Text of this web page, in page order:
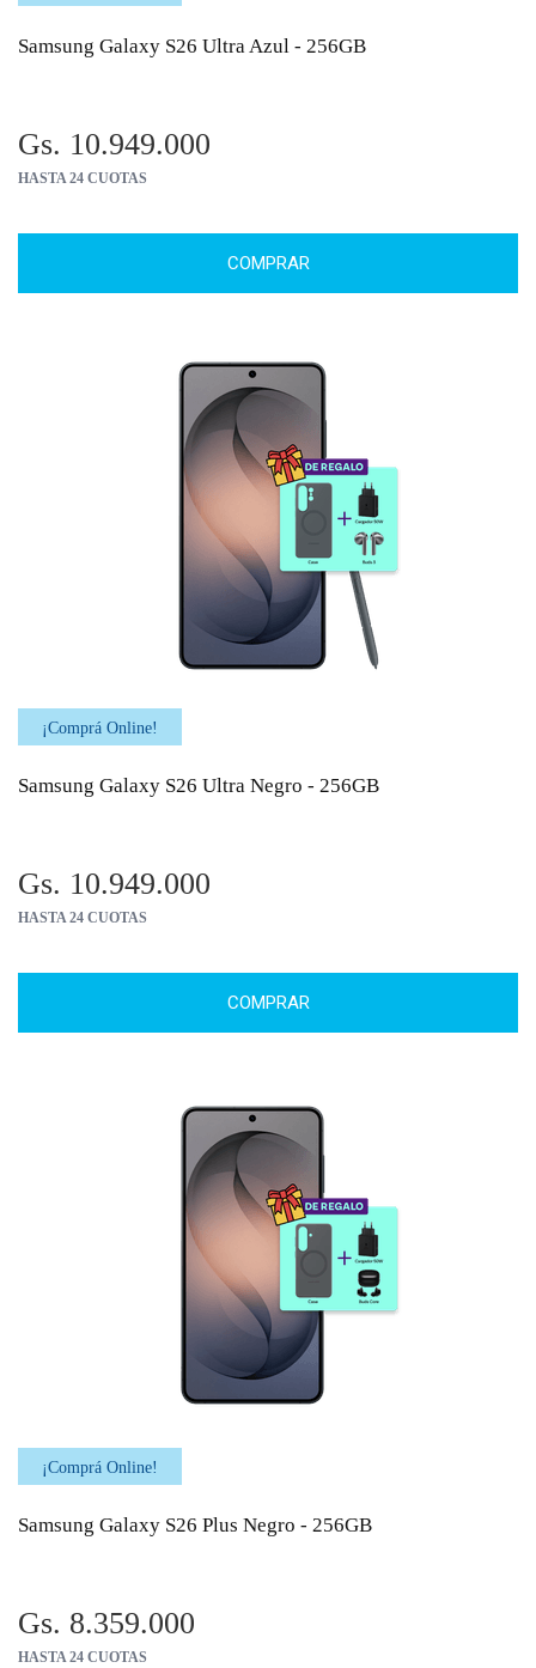
Samsung Galaxy S26 Ultra Azul - 256GB
Gs. 10.949.000
HASTA 24 CUOTAS
COMPRAR
¡Comprá Online!
Samsung Galaxy S26 Ultra Negro - 256GB
Gs. 10.949.000
HASTA 24 CUOTAS
COMPRAR
¡Comprá Online!
Samsung Galaxy S26 Plus Negro - 256GB
Gs. 8.359.000
HASTA 24 CUOTAS